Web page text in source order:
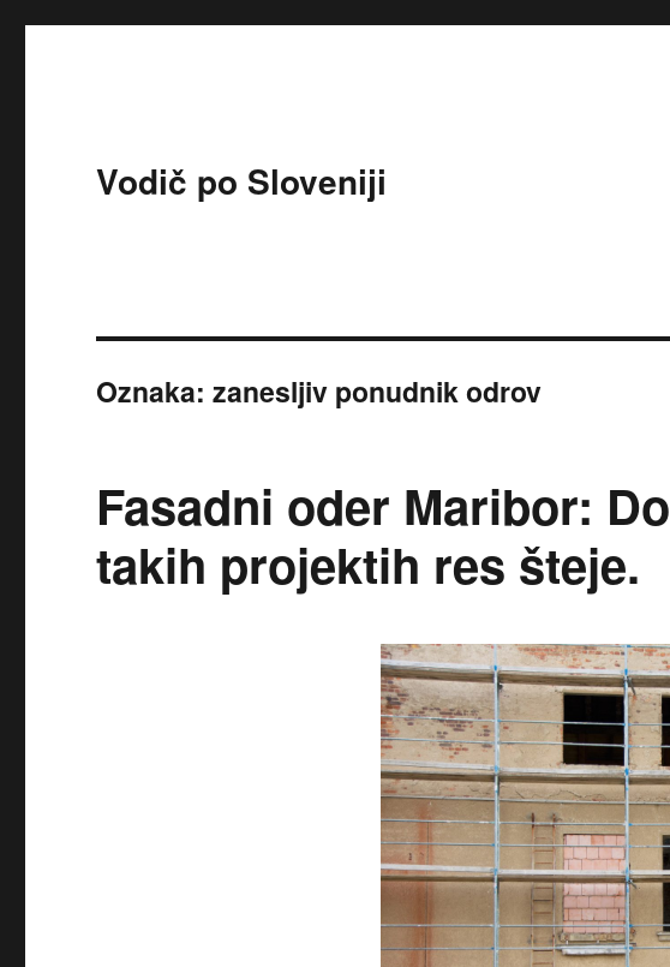
Vodič po Sloveniji
Oznaka:zanesljiv ponudnik odrov
Fasadni oder Maribor:
takih projektih res šteje.